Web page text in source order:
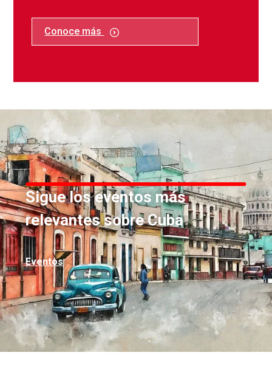
Conoce más
Sigue los eventos más
relevantes sobre Cuba
Eventos